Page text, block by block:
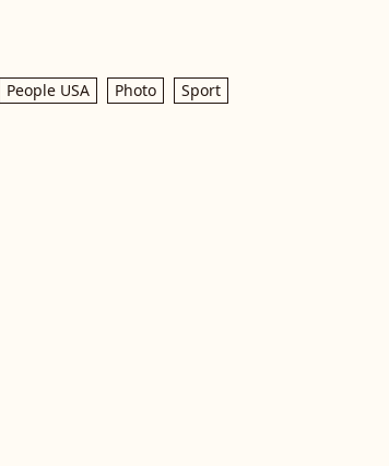
People USA Photo Sport